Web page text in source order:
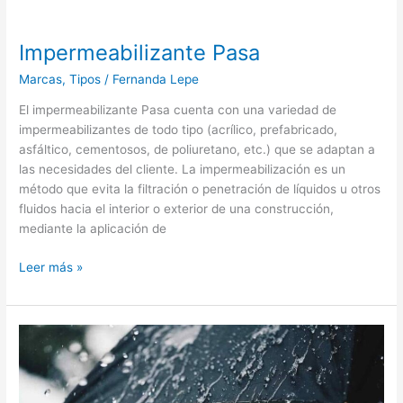
Impermeabilizante Pasa
Marcas,Tipos / Fernanda Lepe
El impermeabilizante Pasa cuenta con una variedad de
impermeabilizantes de todo tipo (acrílico, prefabricado,
asfáltico, cementosos, de poliuretano, etc.) que se adaptan a
las necesidades del cliente. La impermeabilización es un
método que evita la filtración o penetración de líquidos u otros
fluidos hacia el interior o exterior de una construcción,
mediante la aplicación de
Leer más »
Impermeabilizar
temporada